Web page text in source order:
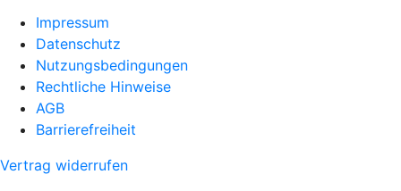
Impressum
Datenschutz
Nutzungsbedingungen
Rechtliche Hinweise
AGB
Barrierefreiheit
Vertrag widerrufen